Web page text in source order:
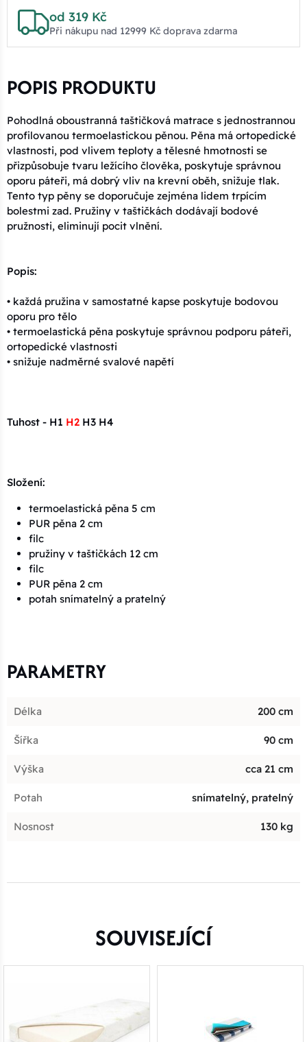
od 319 Kč
Při nákupu nad 12999 Kč doprava zdarma
POPIS PRODUKTU
Pohodlná oboustranná taštičková matrace s jednostrannou
profilovanou termoelastickou pěnou. Pěna má ortopedické
vlastnosti, pod vlivem teploty a tělesné hmotnosti se
přizpůsobuje tvaru ležícího člověka, poskytuje správnou
oporu páteři, má dobrý vliv na krevní oběh, snižuje tlak.
Tento typ pěny se doporučuje zejména lidem trpícím
bolestmi zad. Pružiny v taštičkách dodávají bodové
pružnosti, eliminují pocit vlnění.
Popis:
• každá pružina v samostatné kapse poskytuje bodovou
oporu pro tělo
• termoelastická pěna poskytuje správnou podporu páteři,
ortopedické vlastnosti
• snižuje nadměrné svalové napětí
Tuhost - H1 H2 H3 H4
Složení:
termoelastická pěna 5 cm
PUR pěna 2 cm
filc
pružiny v taštičkách 12 cm
filc
PUR pěna 2 cm
potah snímatelný a pratelný
PARAMETRY
Délka 200 cm
Šířka 90 cm
Výška cca 21 cm
Potah snímatelný, pratelný
Nosnost 130 kg
SOUVISEJÍCÍ